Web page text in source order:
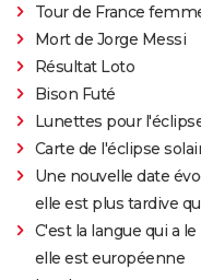
Tour de France
Mort de Jorge Messi
Résultat Loto
Bison Futé
Lunettes pour
Carte de l'éclipse
Une nouvelle date
elle est plus tardive
C'est la langue qui a
elle est européenne